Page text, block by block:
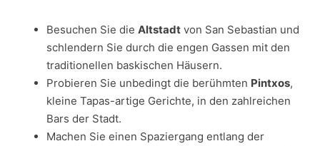
Besuchen Sie die Altstadt von San Sebastian und
schlendern Sie durch die engen Gassen mit den
traditionellen baskischen Häusern.
Probieren Sie unbedingt die berühmten Pintxos,
kleine Tapas-artige Gerichte, in den zahlreichen
Bars der Stadt.
Machen Sie einen Spaziergang entlang der